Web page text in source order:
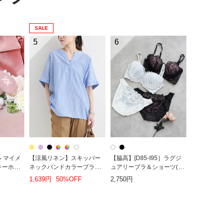
マイメ
ホル
SALE
5
【涼風リネン】スキッパー
ネックバンドカラーブラウ
ス
1,639円 50%OFF
6
【脇高】[D85-I95］ラグジ
ュアリーブラ＆ショーツ(モ
ールドカップ)
2,750円